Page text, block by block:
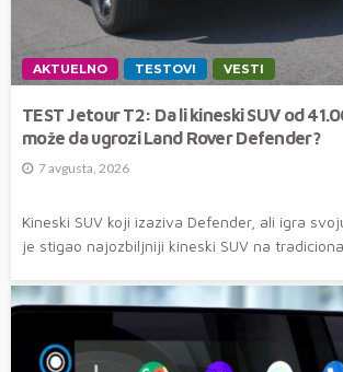
AKTUELNO TESTOVI VESTI
TEST Jetour T2: Da li kineski SUV od
može da ugrozi Land Rover Defender?
7 avgusta, 2026
Kineski SUV koji izaziva Defender, ali igra
je stigao najozbiljniji kineski SUV na